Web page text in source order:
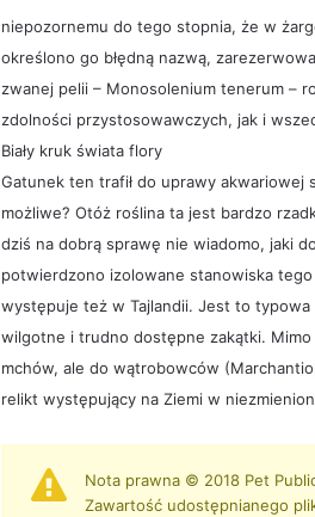
niepozornemu do tego stopnia, że w
określono go błędną nazwą,
zwanej pelii – Monosolenium tenerum –
zdolności przystosowawczych, jak i
Biały kruk świata flory
Gatunek ten trafił do uprawy
możliwe? Otóż roślina ta jest bardzo
dziś na dobrą sprawę nie wiadomo, jaki
potwierdzono izolowane stanowiska
występuje też w Tajlandii. Jest to
wilgotne i trudno dostępne zakątki.
mchów, ale do wątrobowców
relikt występujący na Ziemi w
Nota prawna © 2018 Pet
Zawartość udostępnianego